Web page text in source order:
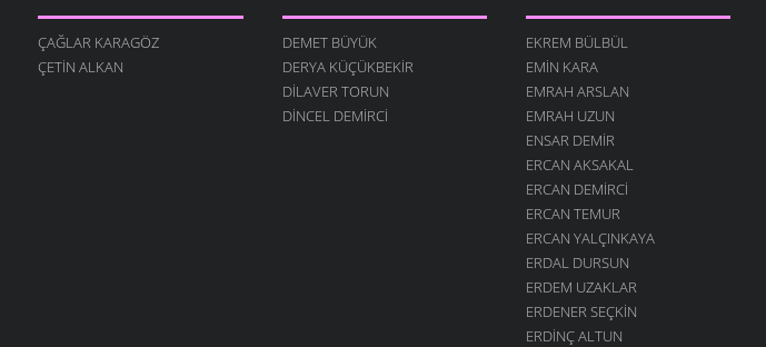
ÇAĞLAR KARAGÖZ
ÇETIN ALKAN
DEMET BÜYÜK
DERYA KÜÇÜKBEKIR
DILAVER TORUN
DINCEL DEMIRCI
EKREM BÜLBÜL
EMIN KARA
EMRAH ARSLAN
EMRAH UZUN
ENSAR DEMIR
ERCAN AKSAKAL
ERCAN DEMIRCI
ERCAN TEMUR
ERCAN YALÇINKAYA
ERDAL DURSUN
ERDEM UZAKLAR
ERDENER SEÇKIN
ERDINÇ ALTUN